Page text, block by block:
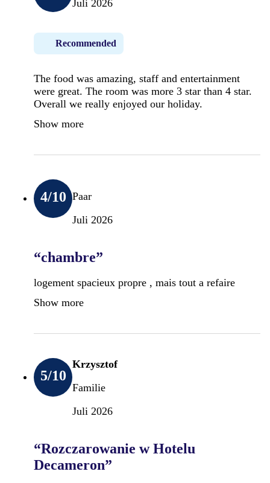
Juli 2026
Recommended
The food was amazing, staff and entertainment
were great. The room was more 3 star than 4 star.
Overall we really enjoyed our holiday.
Show more
4/10 Paar
Juli 2026
“chambre”
logement spacieux propre , mais tout a refaire
Show more
5/10
Krzysztof
Familie
Juli 2026
“Rozczarowanie w Hotelu
Decameron”